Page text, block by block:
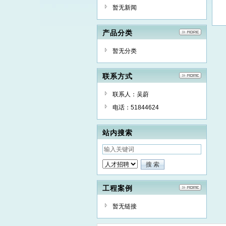
暂无新闻
产品分类
暂无分类
联系方式
联系人：吴蔚
电话：51844624
站内搜索
工程案例
暂无链接